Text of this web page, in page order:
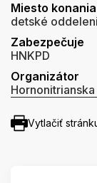
Miesto konania
detské
Zabezpečuje
HNKPD
Organizátor
Vytlačiť